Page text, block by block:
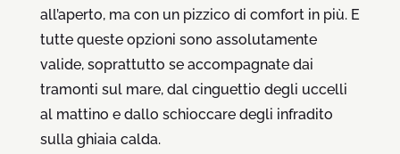
all’aperto, ma con un pizzico di comfort in più. E
tutte queste opzioni sono assolutamente
valide, soprattutto se accompagnate dai
tramonti sul mare, dal cinguettio degli uccelli
al mattino e dallo schioccare degli infradito
sulla ghiaia calda.